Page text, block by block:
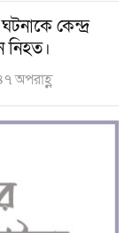
কেন্দ্র
নিহত।
অপরাহ্ণ